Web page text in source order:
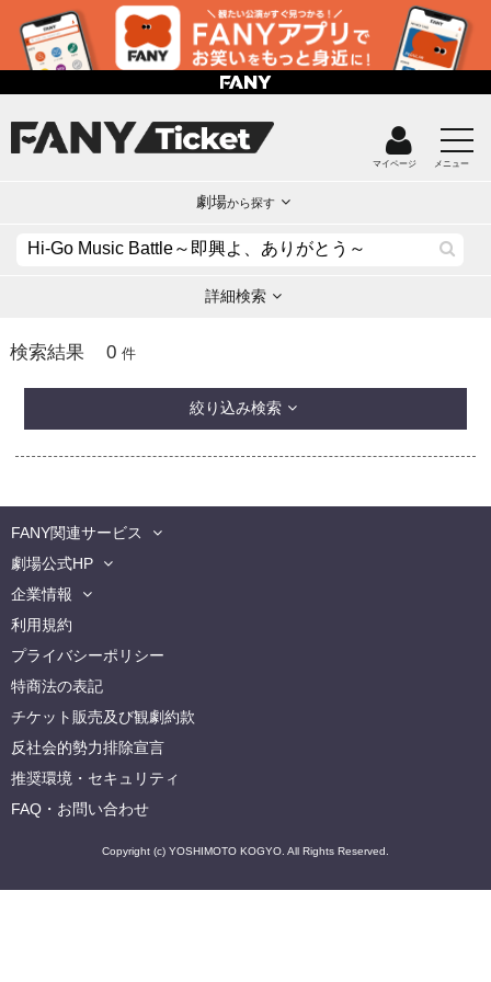
マイページ メニュー
劇場から探す
詳細検索
検索結果 0 件
絞り込み検索
FANY関連サービス
劇場公式HP
企業情報
利用規約
プライバシーポリシー
特商法の表記
チケット販売及び観劇約款
反社会的勢力排除宣言
推奨環境・セキュリティ
FAQ・お問い合わせ
Copyright (c) YOSHIMOTO KOGYO. All Rights Reserved.